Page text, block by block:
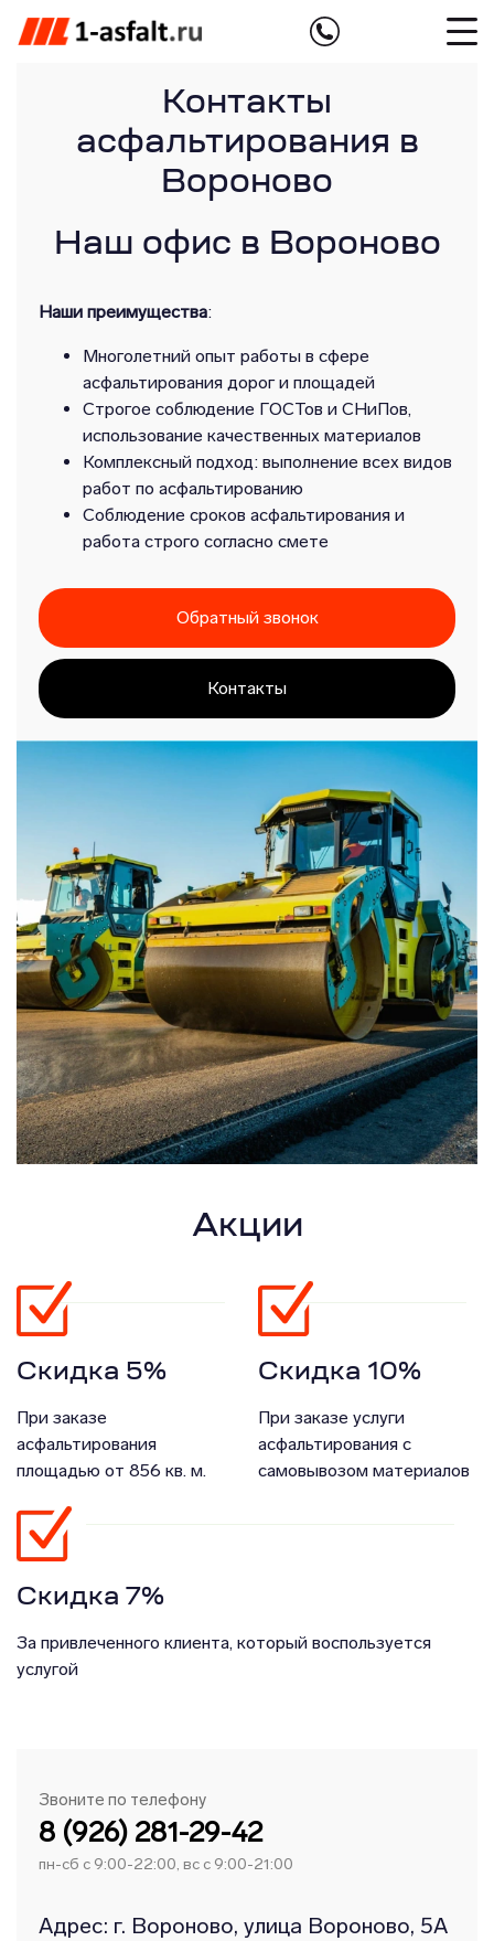
Контакты
асфальтирования в
Вороново
Наш офис в Вороново
Наши преимущества:
Многолетний опыт работы в сфере
асфальтирования дорог и площадей
Строгое соблюдение ГОСТов и СНиПов,
использование качественных материалов
Комплексный подход: выполнение всех видов
работ по асфальтированию
Соблюдение сроков асфальтирования и
работа строго согласно смете
Обратный звонок
Контакты
Акции
Скидка 5%
При заказе
асфальтирования
площадью от 856 кв. м.
Скидка 10%
При заказе услуги
асфальтирования с
самовывозом материалов
Скидка 7%
За привлеченного клиента, который воспользуется
услугой
Звоните по телефону
8 (926) 281-29-42
пн-сб с 9:00-22:00, вс с 9:00-21:00
Адрес: г. Вороново, улица Вороново, 5А